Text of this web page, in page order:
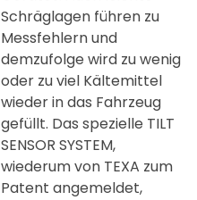
Schräglagen führen zu
Messfehlern und
demzufolge wird zu wenig
oder zu viel Kältemittel
wieder in das Fahrzeug
gefüllt. Das spezielle TILT
SENSOR SYSTEM,
wiederum von TEXA zum
Patent angemeldet,